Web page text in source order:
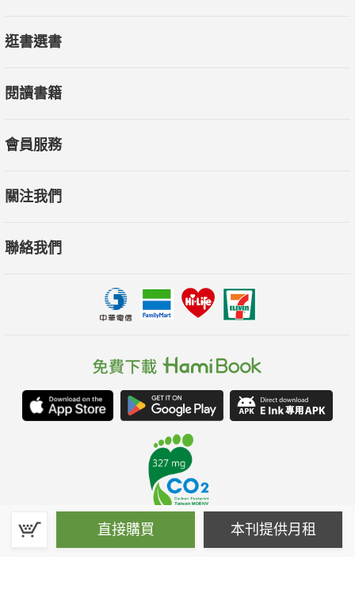
直接購買 本刊提供月租
逛書選書
閱讀書籍
會員服務
關注我們
聯絡我們